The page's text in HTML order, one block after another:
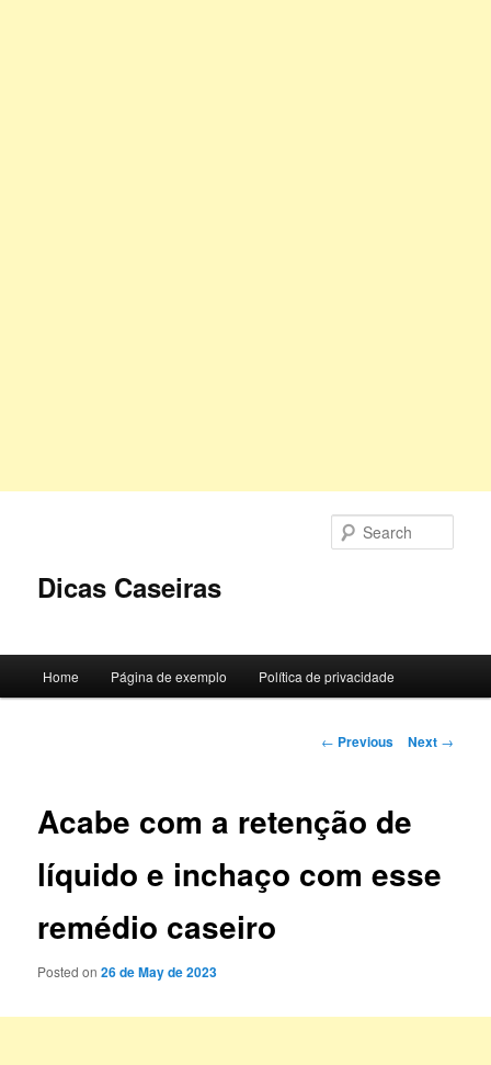
Dicas Caseiras
Home Página de exemplo Política de privacidade
Post
← Previous Next →
Acabe com a retenção de
líquido e inchaço com esse
remédio caseiro
Posted on26 de May de 2023